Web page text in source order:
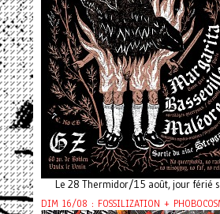
Le 28 Thermidor/15 août, jour férié
DIM 16/08 : FOSSILIZATION +